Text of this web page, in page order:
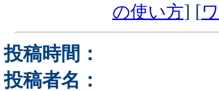
の使い方] [
投稿時間：
投稿者名：